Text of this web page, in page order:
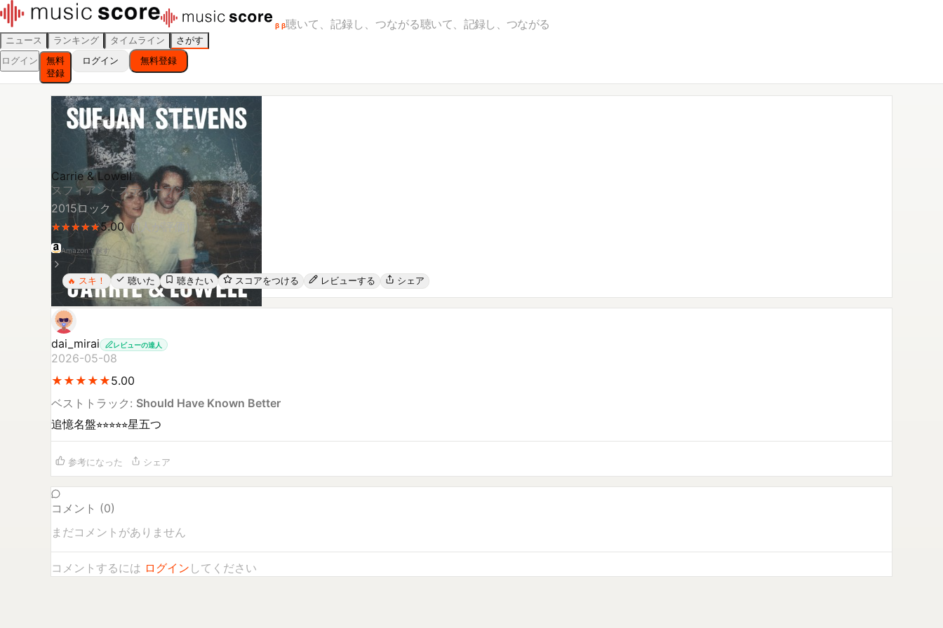
β β聴いて、記録し、つながる聴いて、記録し、つながる
ニュース ランキング タイムライン
さがす
ログイン
無料
登録
ログイン 無料登録
Carrie & Lowell
スフィアン・スティーブンス
2015ロック
★
★★
★★
★★
★★
★5.00（1 人が評価）
Amazonで探す
🔥 スキ！ 聴いた 聴きたい スコアをつける レビューする シェア
dai_mirai レビューの達人
2026-05-08
★
★★
★★
★★
★★
★5.00
ベストトラック: Should Have Known Better
追憶名盤⭐︎⭐︎⭐︎⭐︎⭐︎星五つ
参考になった シェア
コメント (0)
まだコメントがありません
コメントするには ログイン してください